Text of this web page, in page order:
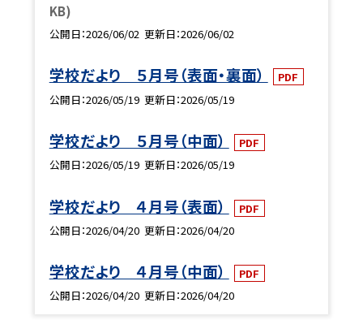
KB)
公開日 2026/06/02 更新日 2026/06/02
学校だより ５月号（表面・裏面）
PDF
公開日 2026/05/19 更新日 2026/05/19
学校だより ５月号（中面）
PDF
公開日 2026/05/19 更新日 2026/05/19
学校だより ４月号（表面）
PDF
公開日 2026/04/20 更新日 2026/04/20
学校だより ４月号（中面）
PDF
公開日 2026/04/20 更新日 2026/04/20